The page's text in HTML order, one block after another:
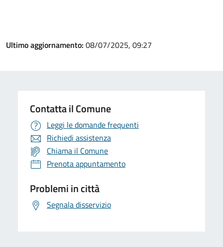
Ultimo aggiornamento: 08/07/2025, 09:27
Contatta il Comune
Leggi le domande frequenti
Richiedi assistenza
Chiama il Comune
Prenota appuntamento
Problemi in città
Segnala disservizio